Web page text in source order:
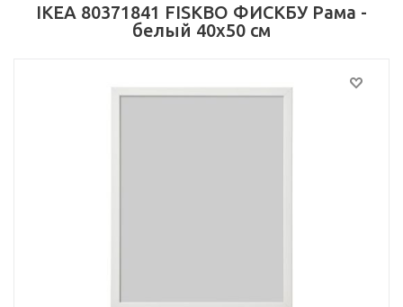
IKEA 80371841 FISKBO ФИСКБУ Рама -
белый 40x50 см